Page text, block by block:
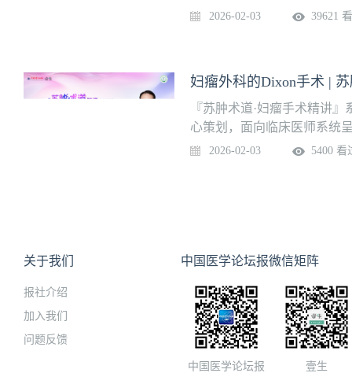
高，需采取“外围包围中心”
处，或因大网膜、横结肠受
脾脏与膈肌形成癌性粘连或
经评估，整块切除脾脏、胰
围游离、最后断门”的原则
段切除吻合。脾肾韧带：沿
连，需将受累膈肌连同脾
闭合器一步法：在外围完全
选用合适的钉仓）一次性离
固缝合：对胰腺残端用不可
闭主胰管。5、膈肌修复：
栏目聚焦于真实手术场景，
师·江苏省肿瘤医院妇瘤外
识点
2026-02-03 39621
妇瘤外科的Dixon手术 |
『苏肿术道·妇瘤手术精讲
心策划，面向临床医师系统
栏目聚焦于真实手术场景，
期距肛缘5cm以上的继发性
肌，且远切端距肿瘤边缘
癌）。2. 替代手术场景作为
用于Douglas窝病灶无法完
管弓，确保近端结肠断端有
2026-02-03 5400 看
关于我们
报社介绍
加入我们
问题反馈
中国医学论坛报微信矩阵
中国医学论坛报 壹生